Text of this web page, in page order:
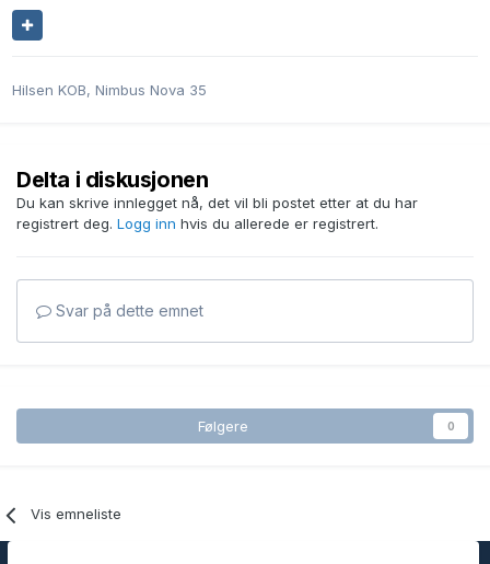
Hilsen KOB, Nimbus Nova 35
Delta i diskusjonen
Du kan skrive innlegget nå, det vil bli postet etter at du har
registrert deg. Logg inn hvis du allerede er registrert.
Svar på dette emnet
Følgere 0
Vis emneliste